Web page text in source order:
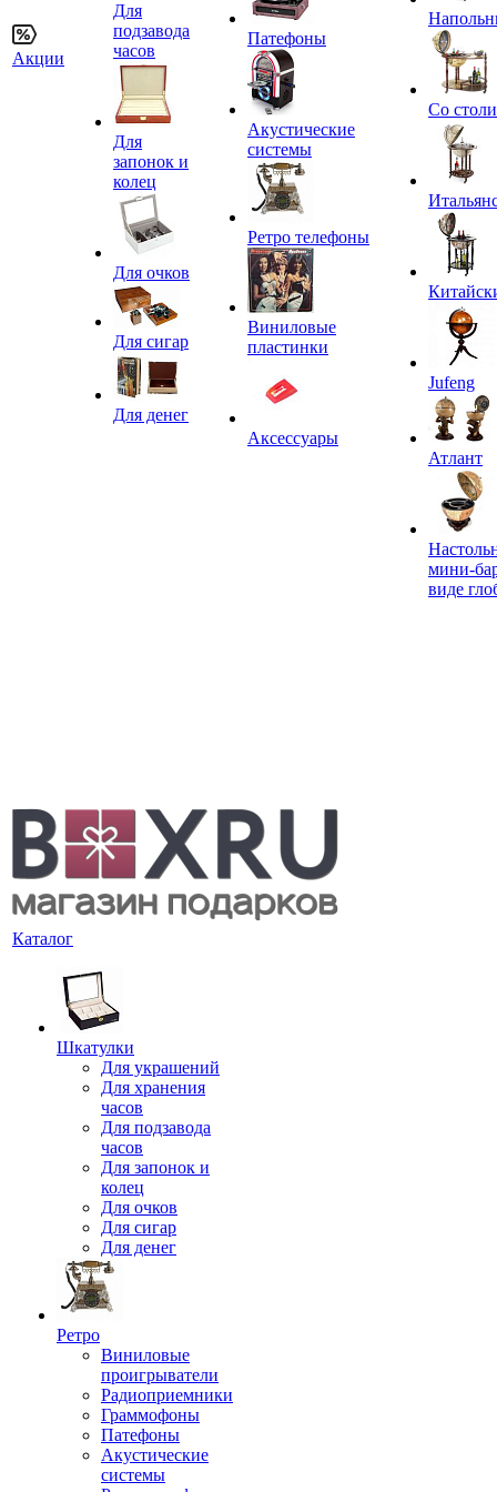
Акции
Для
подзавода
часов
Для
запонок и
колец
Для очков
Для сигар
Для денег
Патефоны
Акустические
системы
Ретро телефоны
Виниловые
пластинки
Аксессуары
Со
Jufeng
Атлант
мини-
виде
Каталог
Шкатулки
Для украшений
Для хранения
часов
Для подзавода
часов
Для запонок и
колец
Для очков
Для сигар
Для денег
Ретро
Виниловые
проигрыватели
Радиоприемники
Граммофоны
Патефоны
Акустические
системы